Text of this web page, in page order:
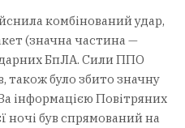
комбінований удар,
(значна частина —
БпЛА. Сили ППО
було збито значну
інформацією Повітряних
ночі був спрямований на